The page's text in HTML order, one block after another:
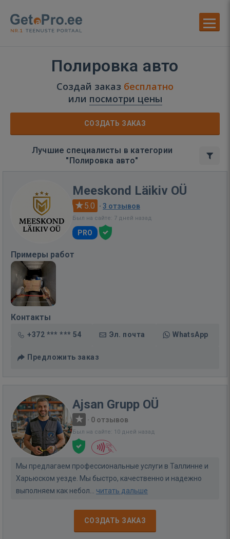
Полировка авто
Создай заказ бесплатно
или посмотри цены
СОЗДАТЬ ЗАКАЗ
Лучшие специалисты в категории
"Полировка авто"
Meeskond Läikiv OÜ
5.0 · 3 отзывов
Был на сайте: 7 дней назад
PRO
Примеры работ
Контакты
+372 *** *** 54 Эл. почта WhatsApp
Предложить заказ
Ajsan Grupp OÜ
· 0 отзывов
Был на сайте: 10 дней назад
Мы предлагаем профессиональные услуги в Таллинне и
Харьюском уезде. Мы быстро, качественно и надежно
выполняем как небол... читать дальше
СОЗДАТЬ ЗАКАЗ